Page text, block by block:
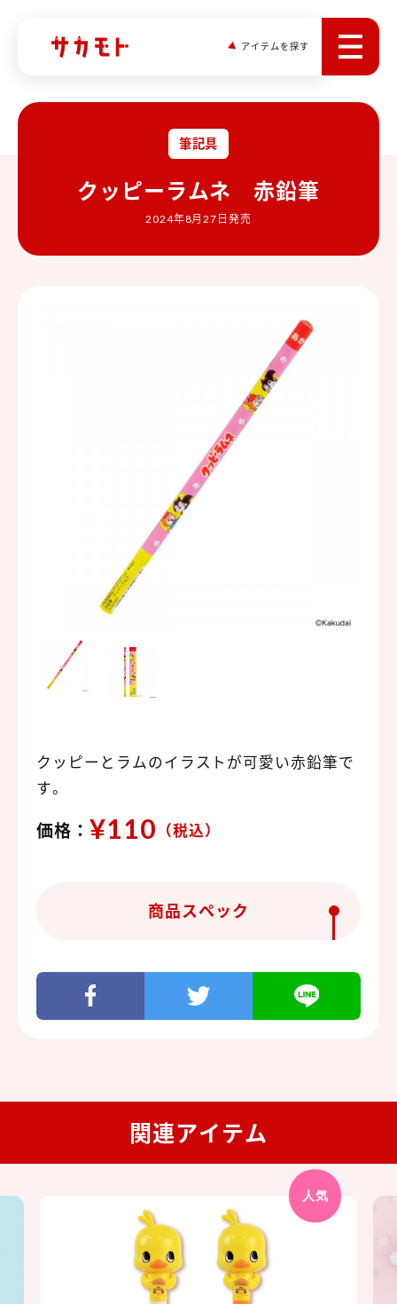
アイテムを探す
筆記具
クッピーラムネ 赤鉛筆
2024年8月27日発売
クッピーとラムのイラストが可愛い赤鉛筆で
す。
価格： ¥110 （税込）
商品スペック
関連アイテム
人気